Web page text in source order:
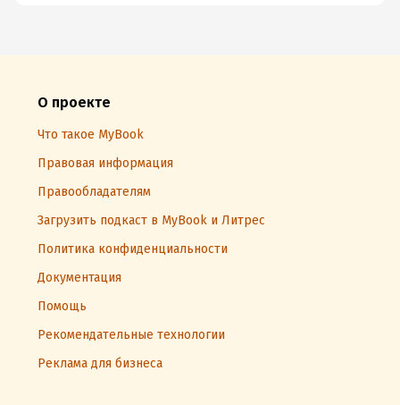
О проекте
Что такое MyBook
Правовая информация
Правообладателям
Загрузить подкаст в MyBook и Литрес
Политика конфиденциальности
Документация
Помощь
Рекомендательные технологии
Реклама для бизнеса